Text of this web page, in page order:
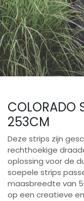
COLORADO
253CM
Deze strips zijn
rechthoekige
oplossing voor de
soepele strips
maasbreedte van
op een creatieve